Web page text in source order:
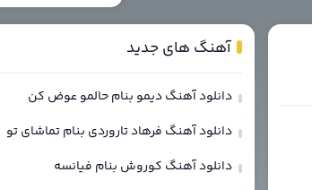
آهنگ های جدید
دانلود آهنگ دیمو بنام حالمو عوض کن
دانلود آهنگ فرهاد تاروردی بنام تماشای تو
دانلود آهنگ کوروش بنام فیانسه